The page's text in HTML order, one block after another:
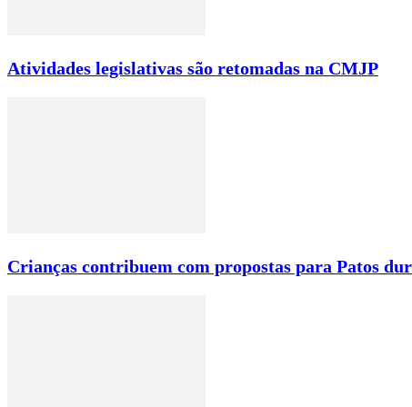
Atividades legislativas são retomadas na CMJP
Crianças contribuem com propostas para Patos